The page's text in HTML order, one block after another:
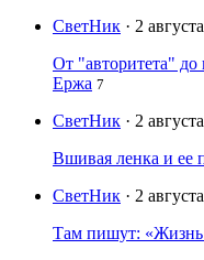
СветНик · 2
От "авторитета" до
Ержа 7
СветНик · 2
Вшивая ленка и ее
СветНик · 2
Там пишут: «Жизнь